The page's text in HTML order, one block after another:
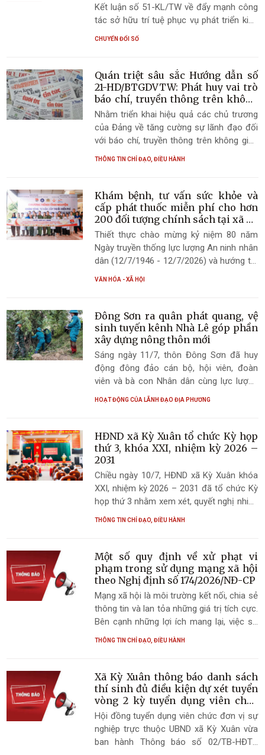
Kết luận số 51-KL/TW về đẩy mạnh công
tác sở hữu trí tuệ phục vụ phát triển kinh
tế - xã hội trong tình hình mới. Đây là định
lược thúc đẩy đổi mới sáng tạo, nâng cao
năng lực cạnh tranh quốc gia, bảo đảm tự
chủ chiến lược và tạo nền tảng cho sự
phát triển nhanh, bền vững của đất nước
trong kỷ nguyên số.
CHUYỂN ĐỔI SỐ
Quán triệt sâu sắc Hướng dẫn số
21-HD/BTGDVTW: Phát huy vai trò
báo chí, truyền thông trên không
gian mạng trong tình hình mới
Nhằm triển khai hiệu quả các chủ trương
của Đảng về tăng cường sự lãnh đạo đối
với báo chí, truyền thông trên không gian
mạng trong tình hình mới, ngày 28/5/2026,
Hướng dẫn quán triệt, tuyên truyền, triển
khai thực hiện Chỉ thị số 05-CT/TW, ngày
30/3/2026 của Bộ Chính trị về tăng cường
sự lãnh đạo của Đảng đối với báo chí,
truyền thông trên không gian mạng trong
tình hình mới. Đây là cơ sở quan trọng để
và địa phương thống nhất nhận thức,
chí cách mạng hiện đại, chuyên nghiệp và
phát huy hiệu quả công tác thông tin,
tuyên truyền trong kỷ nguyên số.
THÔNG TIN CHỈ ĐẠO, ĐIỀU HÀNH
Khám bệnh, tư vấn sức khỏe và
cấp phát thuốc miễn phí cho hơn
200 đối tượng chính sách tại xã Kỳ
Xuân
Thiết thực chào mừng kỷ niệm 80 năm
Ngày truyền thống lực lượng An ninh nhân
dân (12/7/1946 - 12/7/2026) và hướng tới
79 năm Ngày Thương binh - Liệt sĩ
hợp với Trung tâm Y tế Thành Sen và
Trạm Y tế xã Kỳ Xuân tổ chức chương
trình khám bệnh, tư vấn sức khỏe và cấp
phát thuốc miễn phí cho các đối tượng
chính sách, người có công với cách mạng
trên địa bàn xã.
VĂN HÓA - XÃ HỘI
Đông Sơn ra quân phát quang, vệ
sinh tuyến kênh Nhà Lê góp phần
xây dựng nông thôn mới
Sáng ngày 11/7, thôn Đông Sơn đã huy
động đông đảo cán bộ, hội viên, đoàn
viên và bà con Nhân dân cùng lực lượng
Công an, Ban Chỉ huy Quân sự xã tổ chức
thôn.
HOẠT ĐỘNG CỦA LÃNH ĐẠO ĐỊA PHƯƠNG
HĐND xã Kỳ Xuân tổ chức Kỳ họp
thứ 3, khóa XXI, nhiệm kỳ 2026 –
2031
Chiều ngày 10/7, HĐND xã Kỳ Xuân khóa
XXI, nhiệm kỳ 2026 – 2031 đã tổ chức Kỳ
họp thứ 3 nhằm xem xét, quyết nghị nhiều
nội dung quan trọng phục vụ công tác
THÔNG TIN CHỈ ĐẠO, ĐIỀU HÀNH
Một số quy định về xử phạt vi
phạm trong sử dụng mạng xã hội
theo Nghị định số 174/2026/NĐ-CP
Mạng xã hội là môi trường kết nối, chia sẻ
thông tin và lan tỏa những giá trị tích cực.
Bên cạnh những lợi ích mang lại, việc sử
dụng mạng xã hội cũng đòi hỏi mỗi tổ
luật nhằm góp phần xây dựng không gian
mạng an toàn, lành mạnh và văn minh.
THÔNG TIN CHỈ ĐẠO, ĐIỀU HÀNH
Xã Kỳ Xuân thông báo danh sách
thí sinh đủ điều kiện dự xét tuyển
vòng 2 kỳ tuyển dụng viên chức
năm 2026
Hội đồng tuyển dụng viên chức đơn vị sự
nghiệp trực thuộc UBND xã Kỳ Xuân vừa
ban hành Thông báo số 02/TB-HĐTD